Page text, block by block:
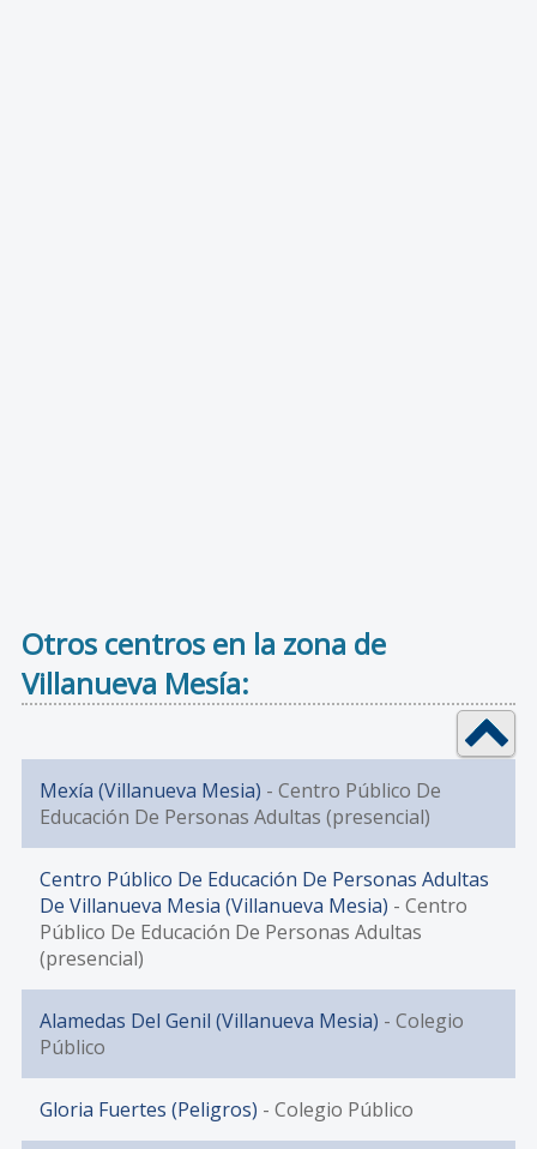
Otros centros en la zona de
Villanueva Mesía:
Mexía (Villanueva Mesia) - Centro Público De
Educación De Personas Adultas (presencial)
Centro Público De Educación De Personas Adultas
De Villanueva Mesia (Villanueva Mesia) - Centro
Público De Educación De Personas Adultas
(presencial)
Alamedas Del Genil (Villanueva Mesia) - Colegio
Público
Gloria Fuertes (Peligros) - Colegio Público